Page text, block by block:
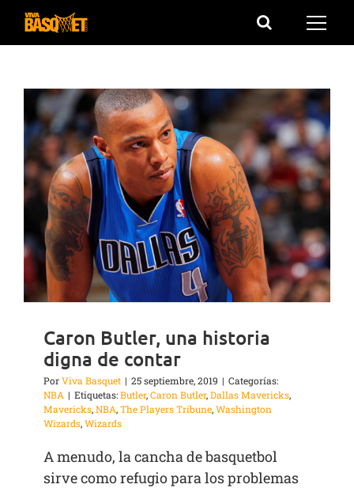
Saltar
Caron Butler, una historia
digna de contar
PorViva Basquet | 25 septiembre, 2019 | Categorías:
NBA | Etiquetas:Butler,Caron Butler,Dallas Mavericks,
Mavericks,NBA,The Players Tribune,Washington
Wizards,Wizards
A menudo, la cancha de basquetbol
sirve como refugio para los problemas